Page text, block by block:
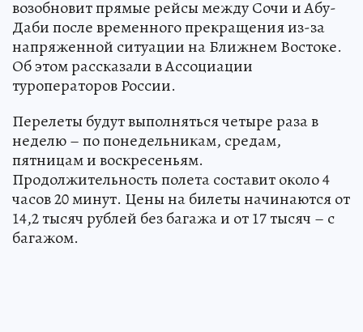
возобновит прямые рейсы между Сочи и Абу-
Даби после временного прекращения из-за
напряженной ситуации на Ближнем Востоке.
Об этом рассказали в Ассоциации
туроператоров России.
Перелеты будут выполняться четыре раза в
неделю – по понедельникам, средам,
пятницам и воскресеньям.
Продолжительность полета составит около 4
часов 20 минут. Цены на билеты начинаются от
14,2 тысяч рублей без багажа и от 17 тысяч – с
багажом.